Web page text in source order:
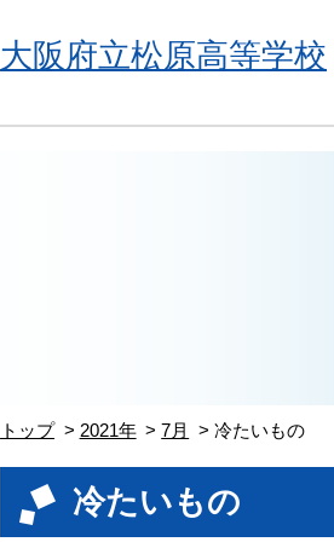
大阪府立松原高等学校
トップ 2021年 7月 冷たいもの
冷たいもの